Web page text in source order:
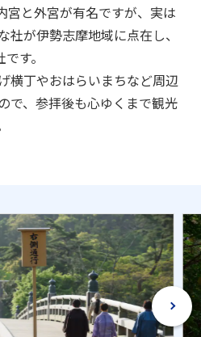
宮と外宮が有名ですが、実は
社が伊勢志摩地域に点在し、
す。
横丁やおはらいまちなど周辺
で、参拝後も心ゆくまで観光